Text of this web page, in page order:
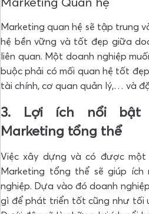
Marketing quan hệ sẽ tập trung
hệ bền vững và tốt đẹp giữa
liên quan. Một doanh nghiệp
buộc phải có mối quan hệ tốt
tài chính, cơ quan quản lý,… và
3. Lợi ích nổi bật
Marketing tổng thể
Việc xây dựng và có được một
Marketing tổng thể sẽ giúp ích
nghiệp. Dựa vào đó doanh
gì để phát triển tốt cũng như tối